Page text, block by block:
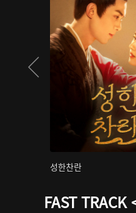
성한찬란
FAST TRACK